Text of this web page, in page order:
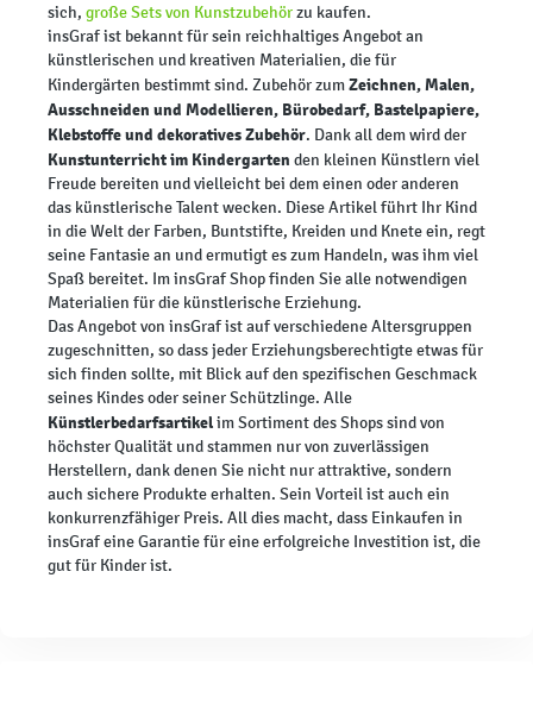
sich, große Sets von Kunstzubehörzu kaufen.
insGraf ist bekannt für sein reichhaltiges Angebot an
künstlerischen und kreativen Materialien, die für
Kindergärten bestimmt sind. Zubehör zumZeichnen, Malen,
Ausschneiden und Modellieren, Bürobedarf, Bastelpapiere,
Klebstoffe und dekoratives Zubehör. Dank all dem wird der
Kunstunterricht im Kindergarten den kleinen Künstlern viel
Freude bereiten und vielleicht bei dem einen oder anderen
das künstlerische Talent wecken. Diese Artikel führt Ihr Kind
in die Welt der Farben, Buntstifte, Kreiden und Knete ein, regt
seine Fantasie an und ermutigt es zum Handeln, was ihm viel
Spaß bereitet. Im insGraf Shop finden Sie alle notwendigen
Materialien für die künstlerische Erziehung.
Das Angebot von insGraf ist auf verschiedene Altersgruppen
zugeschnitten, so dass jeder Erziehungsberechtigte etwas für
sich finden sollte, mit Blick auf den spezifischen Geschmack
seines Kindes oder seiner Schützlinge. Alle
Künstlerbedarfsartikelim Sortiment des Shops sind von
höchster Qualität und stammen nur von zuverlässigen
Herstellern, dank denen Sie nicht nur attraktive, sondern
auch sichere Produkte erhalten. Sein Vorteil ist auch ein
konkurrenzfähiger Preis. All dies macht, dass Einkaufen in
insGraf eine Garantie für eine erfolgreiche Investition ist, die
gut für Kinder ist.